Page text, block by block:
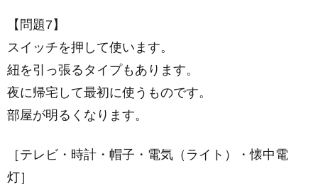
【問題7】
スイッチを押して使います。
紐を引っ張るタイプもあります。
夜に帰宅して最初に使うものです。
部屋が明るくなります。
［テレビ・時計・帽子・電気（ライト）・懐中電
灯］